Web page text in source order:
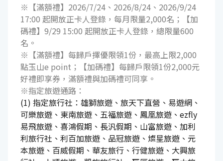
※【滿額禮】2026/7/24、2026/8/24、2026/9/24
17:00 起開放正卡人登錄，每月限量2,000名；【加
碼禮】9/29 15:00 起開放正卡人登錄，總限量600
名。
※【滿額禮】每歸戶擇優限領1份，最高上限2,000
點玉山e point；【加碼禮】每歸戶限領1份2,000元
好禮即享券，滿額禮與加碼禮可同享。
※指定旅遊通路：
(1) 指定旅行社：雄獅旅遊、旅天下直營、易遊網、
可樂旅遊、東南旅遊、五福旅遊、鳳凰旅遊、ezfly
易飛旅遊、喜鴻假期、長汎假期、山富旅遊、加利
利旅行社、利百加旅遊、品冠旅遊、燦星旅遊、元
本旅遊、百威假期、華友旅行、行健旅遊、大興旅